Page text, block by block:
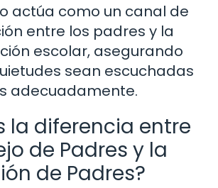
actúa como un canal de
entre los padres y la
escolar, asegurando
sean escuchadas
adecuadamente.
la diferencia entre
de Padres y la
de Padres?